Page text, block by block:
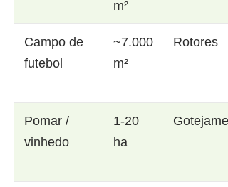
m²
Campo de
futebol
~7.000
m²
Rotores
Pomar /
vinhedo
1-20
ha